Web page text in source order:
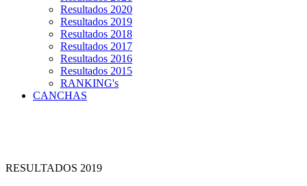
Resultados 2020
Resultados 2019
Resultados 2018
Resultados 2017
Resultados 2016
Resultados 2015
RANKING's
CANCHAS
RESULTADOS 2019